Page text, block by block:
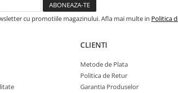
cu promotiile magazinului. Afla mai multe in Politica
CLIENTI
Metode de Plata
Politica de Retur
Garantia Produselor